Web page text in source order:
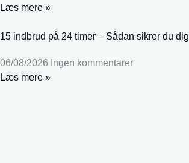
Læs mere »
15 indbrud på 24 timer – Sådan sikrer du dig
06/08/2026 Ingen kommentarer
Læs mere »